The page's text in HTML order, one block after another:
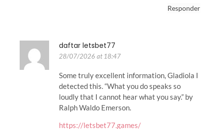
Responder
daftar letsbet77
28/07/2026 at 18:47
Some truly excellent information, Gladiola I
detected this. “What you do speaks so
loudly that I cannot hear what you say.” by
Ralph Waldo Emerson.
https://letsbet77.games/